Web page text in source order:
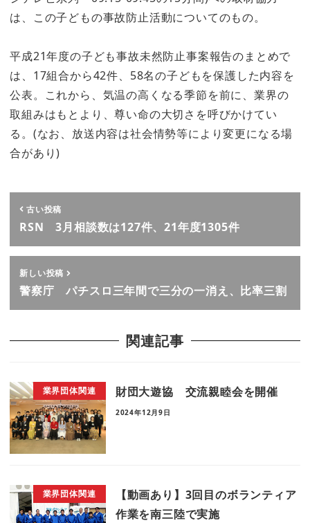
は、この子どもの事故防止活動についてのもの。
平成21年度の子ども事故未然防止事案報告のまとめで
は、17組合から42件、58名の子どもを保護した内容を
公表。これから、気温の高くなる季節を前に、業界の
取組みはもとより、尊い命の大切さを呼びかけてい
る。(なお、放送内容は社会情勢等により変更になる場
合があり)
古い投稿
RSN 3月相談数は127件、21年度1305件
新しい投稿
警察庁 パチスロ三年間で三分の一消え、比率三割
関連記事
業界団体関連 財団大遊協 交流親睦会を開催
2024年12月9日
業界団体関連
【動画あり】3回目のボランティア
作業を南三陸で実施